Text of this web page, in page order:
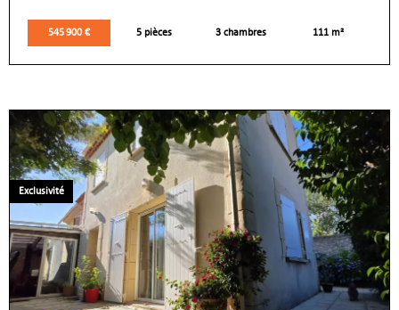
545 900 € 5 pièces 3 chambres 111 m²
Exclusivité